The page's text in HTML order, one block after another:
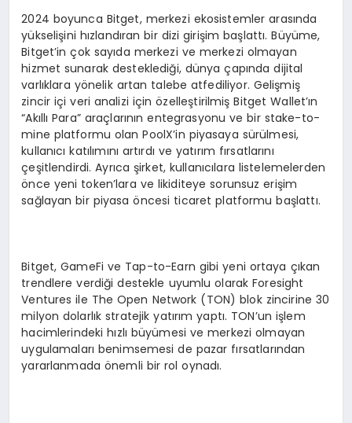
2024 boyunca Bitget, merkezi ekosistemler arasında
yükselişini hızlandıran bir dizi girişim başlattı. Büyüme,
Bitget’in çok sayıda merkezi ve merkezi olmayan
hizmet sunarak desteklediği, dünya çapında dijital
varlıklara yönelik artan talebe atfediliyor. Gelişmiş
zincir içi veri analizi için özelleştirilmiş Bitget Wallet’ın
“Akıllı Para” araçlarının entegrasyonu ve bir stake-to-
mine platformu olan PoolX’in piyasaya sürülmesi,
kullanıcı katılımını artırdı ve yatırım fırsatlarını
çeşitlendirdi. Ayrıca şirket, kullanıcılara listelemelerden
önce yeni token’lara ve likiditeye sorunsuz erişim
sağlayan bir piyasa öncesi ticaret platformu başlattı.
Bitget, GameFi ve Tap-to-Earn gibi yeni ortaya çıkan
trendlere verdiği destekle uyumlu olarak Foresight
Ventures ile The Open Network (TON) blok zincirine 30
milyon dolarlık stratejik yatırım yaptı. TON’un işlem
hacimlerindeki hızlı büyümesi ve merkezi olmayan
uygulamaları benimsemesi de pazar fırsatlarından
yararlanmada önemli bir rol oynadı.